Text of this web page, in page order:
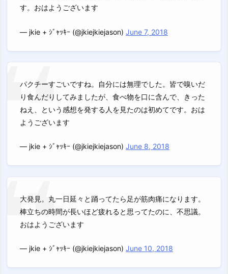
す。おはようございます
— jkie + ｼﾞｬｯｷｰ (@jkiejkiejason) June 7, 2018
パクチーすごいですね。自分には無理でした。皆で嗅いだ
り食んだりしてみましたが、食べ物を口に含んで、きった
ねえ、という感想を発する人を見たのは初めてです。おは
ようございます
— jkie + ｼﾞｬｯｷｰ (@jkiejkiejason) June 8, 2018
大発見。丸一日延々と踊ってたら足が筋肉痛になります。
棒立ちの時間が長いほど疲れると思ってたのに、不思議。
おはようございます
— jkie + ｼﾞｬｯｷｰ (@jkiejkiejason) June 10, 2018